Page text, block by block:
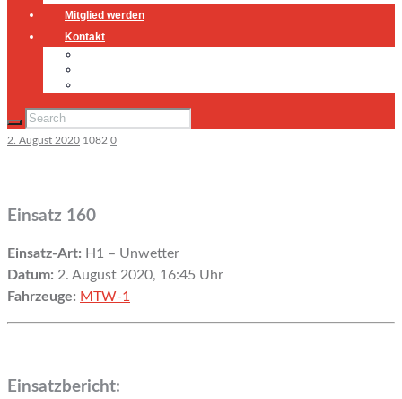
Mitglied werden
Kontakt
2. August 2020 1082 0
Einsatz 160
Einsatz-Art: H1 – Unwetter
Datum: 2. August 2020, 16:45 Uhr
Fahrzeuge: MTW-1
Einsatzbericht: